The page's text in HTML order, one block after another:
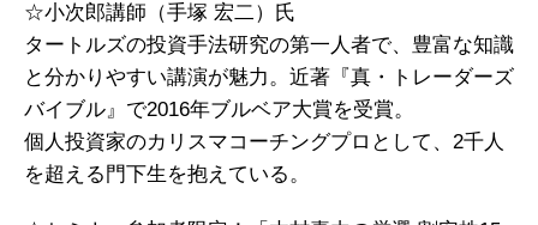
☆小次郎講師（手塚 宏二）氏
タートルズの投資手法研究の第一人者で、 豊富な知識
と分かりやすい講演が魅力。近著『真・トレーダーズ
バイブル』 で2016年ブルベア大賞を受賞。
個人投資家のカリスマコーチングプロとして、 2千人
を超える門下生を抱えている。